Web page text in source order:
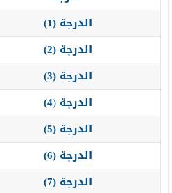
الدرجة (1 )
الدرجة (2 )
الدرجة (3 )
الدرجة (
4)
الدرجة (5 )
الدرجة (6 )
الدرجة (7 )